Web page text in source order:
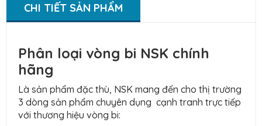
CHI TIẾT SẢN PHẨM
Phân loại vòng bi NSK chính
hãng
Là sản phẩm đặc thù, NSK mang đến cho thị trường
3 dòng sản phẩm chuyên dụng cạnh tranh trực tiếp
với thương hiệu vòng bi: